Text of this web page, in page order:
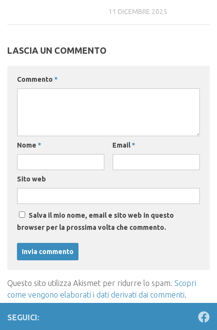
11 DICEMBRE 2025
LASCIA UN COMMENTO
Commento *
Nome * Email*
Sito web
Salva il mio nome, email e sito web in questo
browser per la prossima volta che commento.
Questo sito utilizza Akismet per ridurre lo spam. Scopri
come vengono elaborati i dati derivati dai commenti.
SEGUICI: